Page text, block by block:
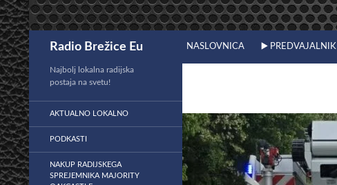
Radio Brežice Eu NASLOVNICA ▶️ PREDVAJALNIK
Najbolj lokalna radijska
postaja na svetu!
AKTUALNO LOKALNO
PODKASTI
NAKUP RADIJSKEGA
SPREJEMNIKA MAJORITY